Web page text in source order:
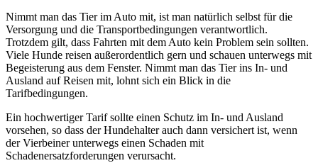
Nimmt man das Tier im Auto mit, ist man natürlich selbst für die
Versorgung und die Transportbedingungen verantwortlich.
Trotzdem gilt, dass Fahrten mit dem Auto kein Problem sein sollten.
Viele Hunde reisen außerordentlich gern und schauen unterwegs mit
Begeisterung aus dem Fenster. Nimmt man das Tier ins In- und
Ausland auf Reisen mit, lohnt sich ein Blick in die
Tarifbedingungen.
Ein hochwertiger Tarif sollte einen Schutz im In- und Ausland
vorsehen, so dass der Hundehalter auch dann versichert ist, wenn
der Vierbeiner unterwegs einen Schaden mit
Schadenersatzforderungen verursacht.